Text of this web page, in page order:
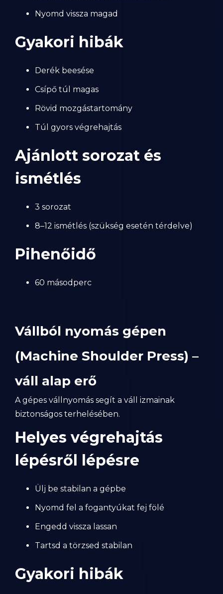
Nyomd vissza magad
Gyakori hibák
Derék beesése
Csípő túl magas
Rövid mozgástartomány
Túl gyors végrehajtás
Ajánlott sorozat és
ismétlés
3 sorozat
8–12 ismétlés (szükség esetén térdelve)
Pihenőidő
60 másodperc
Vállból nyomás gépen
(Machine Shoulder Press) –
váll alap erő
A gépes vállnyomás segít a váll izmainak
biztonságos terhelésében.
Helyes végrehajtás
lépésről lépésre
Ülj be stabilan a gépbe
Nyomd fel a fogantyúkat fej fölé
Engedd vissza lassan
Tartsd a törzsed stabilan
Gyakori hibák